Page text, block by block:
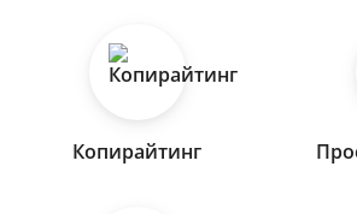
Копирайтинг